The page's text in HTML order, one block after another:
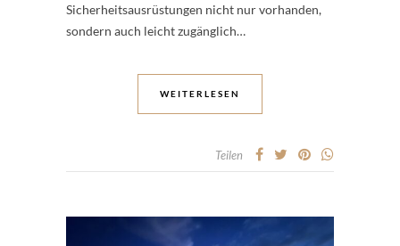
Sicherheitsausrüstungen nicht nur vorhanden,
sondern auch leicht zugänglich…
WEITERLESEN
Teilen